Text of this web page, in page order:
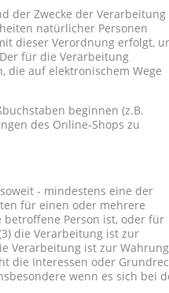
der Zwecke der Verarbeitung
natürlicher Personen
dieser Verordnung erfolgt,
für die Verarbeitung
die auf elektronischem Wege
beginnen (z.B.
des Online-Shops zu
- mindestens eine der
für einen oder mehrere
betroffene Person ist, oder für
die Verarbeitung ist zur
Verarbeitung ist zur Wahrung
die Interessen oder
wenn es sich bei